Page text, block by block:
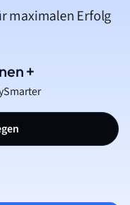
maximalen Erfolg
+